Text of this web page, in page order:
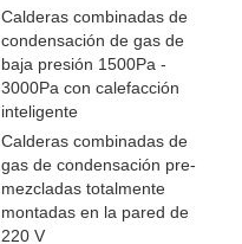
Calderas combinadas de
condensación de gas de
baja presión 1500Pa -
3000Pa con calefacción
inteligente
Calderas combinadas de
gas de condensación pre-
mezcladas totalmente
montadas en la pared de
220 V